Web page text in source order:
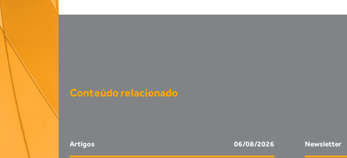
Conteúdo relacionado
Artigos 06/08/2026 Newsletter